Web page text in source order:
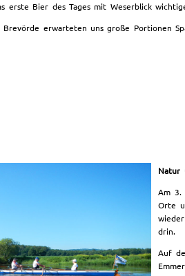
erste Bier des Tages mit Weserblick
erwarteten uns große Portionen
Natur
Am 3.
Orte
drin.
Auf